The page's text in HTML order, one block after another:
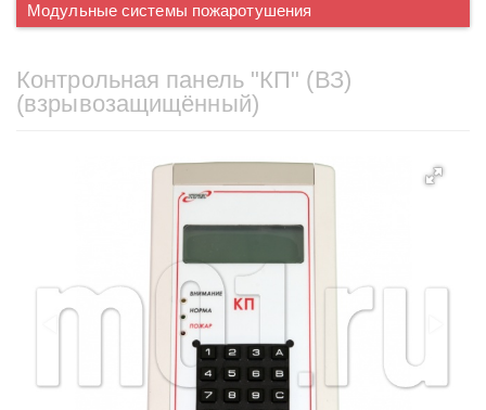
Модульные системы пожаротушения
Контрольная панель "КП" (ВЗ)
(взрывозащищённый)